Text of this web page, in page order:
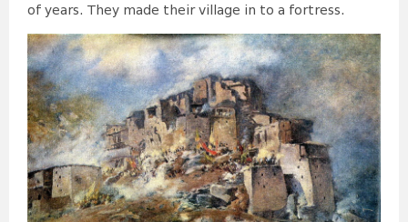
of years. They made their village in to a fortress.